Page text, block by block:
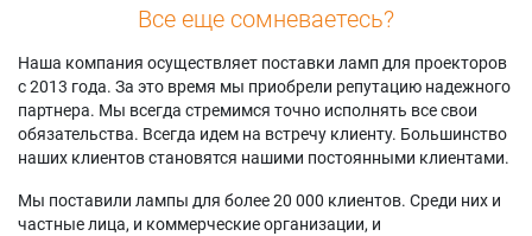
Все еще сомневаетесь?
Наша компания осуществляет поставки ламп для проекторов
с 2013 года. За это время мы приобрели репутацию надежного
партнера. Мы всегда стремимся точно исполнять все свои
обязательства. Всегда идем на встречу клиенту. Большинство
наших клиентов становятся нашими постоянными клиентами.
Мы поставили лампы для более 20 000 клиентов. Среди них и
частные лица, и коммерческие организации, и